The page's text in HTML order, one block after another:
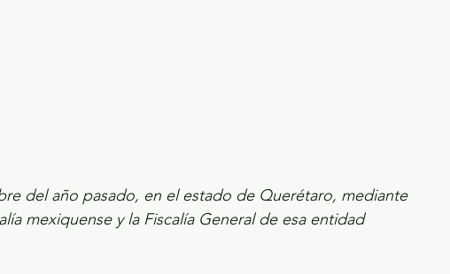
del año pasado, en el estado de Querétaro, mediante
mexiquense y la Fiscalía General de esa entidad